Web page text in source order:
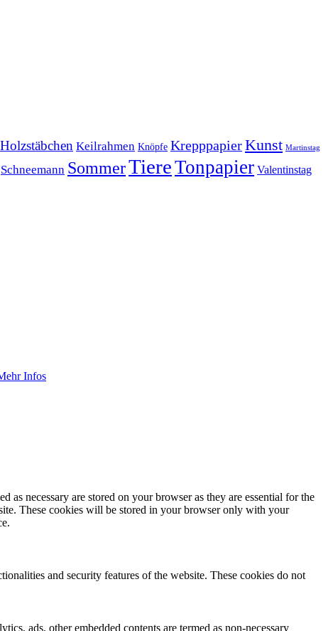
Holzstäbchen Keilrahmen Knöpfe KrepppapierKunst Martinstag
Schneemann SommerTiereTonpapier Valentinstag
Infos
necessary are stored on your browser as they are essential for the
These cookies will be stored in your browser only with your
and security features of the website. These cookies do not
ads, other embedded contents are termed as non-necessary